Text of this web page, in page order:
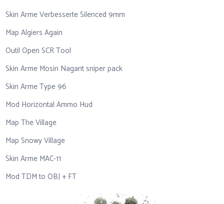
Skin Arme Verbesserte Silenced 9mm
Map Algiers Again
Outil Open SCR Tool
Skin Arme Mosin Nagant sniper pack
Skin Arme Type 96
Mod Horizontal Ammo Hud
Map The Village
Map Snowy Village
Skin Arme MAC-11
Mod TDM to OBJ + FT